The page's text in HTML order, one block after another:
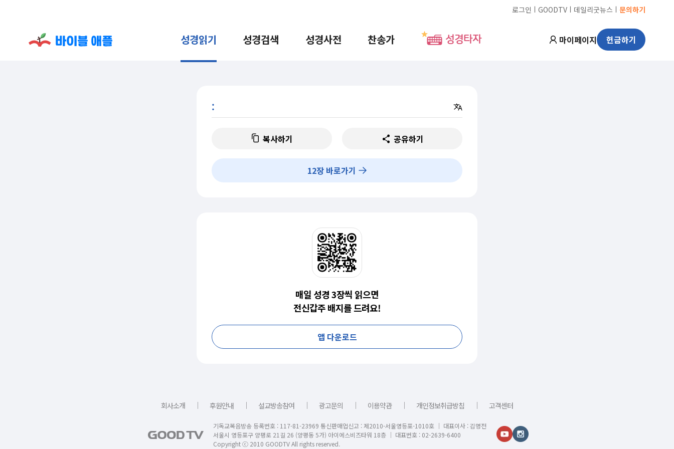
로그인 ㅣ GOODTV ㅣ 데일리굿뉴스 ㅣ 문의하기
성경읽기 성경검색 성경사전 찬송가 성경타자 마이페이지 헌금하기
:
복사하기 공유하기
12장 바로가기
매일 성경 3장씩 읽으면
전신갑주 배지를 드려요!
앱 다운로드
회사소개 ｜ 후원안내 ｜ 설교방송참여 ｜ 광고문의 ｜ 이용약관 ｜ 개인정보취급방침 ｜ 고객센터
기독교복음방송 등록번호 : 117-81-23969 통신판매업신고 : 제2010-서울영등포-1010호 │ 대표이사 : 김명전
서울시 영등포구 양평로 21길 26 (양평동 5가) 아이에스비즈타워 18층 │ 대표번호 : 02-2639-6400
Copyright ⓒ 2010 GOODTV All rights reserved.